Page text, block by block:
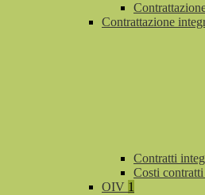
Contrattazione
Contratti
Costi
OIV 1